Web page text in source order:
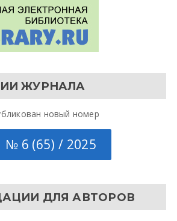
ЖУРНАЛА
новый номер
№ 6 (65) / 2025
ДЛЯ АВТОРОВ